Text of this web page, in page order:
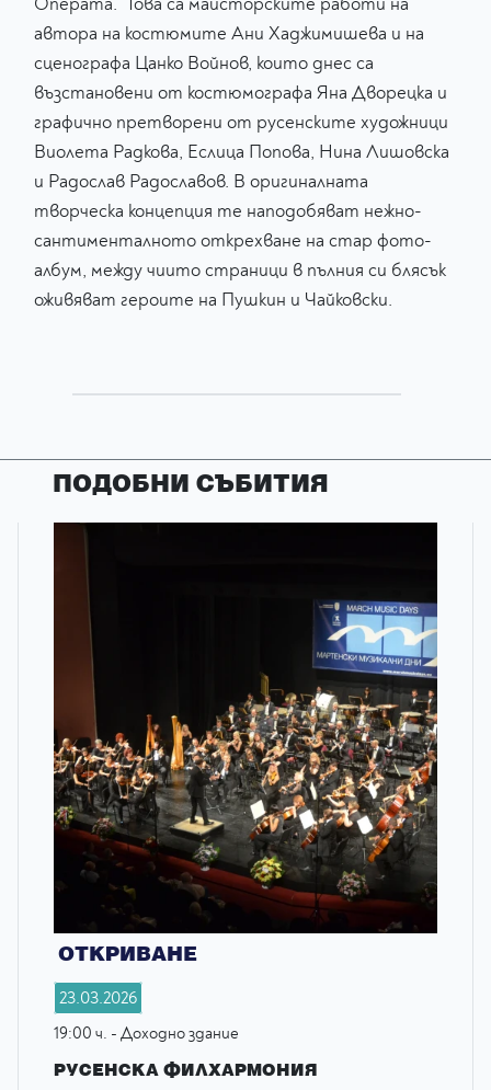
автора на костюмите Ани Хаджимишева и на
сценографа Цанко Войнов, които днес са
възстановени от костюмографа Яна Дворецка и
графично претворени от русенските художници
Виолета Радкова, Еслица Попова, Нина Лишовска
и Радослав Радославов. В оригиналната
творческа концепция те наподобяват нежно-
сантименталното открехване на стар фото-
албум, между чиито страници в пълния си блясък
оживяват героите на Пушкин и Чайковски.
ПОДОБНИ СЪБИТИЯ
ОТКРИВАНЕ
23.03.2026
19:00 ч. - Доходно здание
РУСЕНСКА ФИЛХАРМОНИЯ